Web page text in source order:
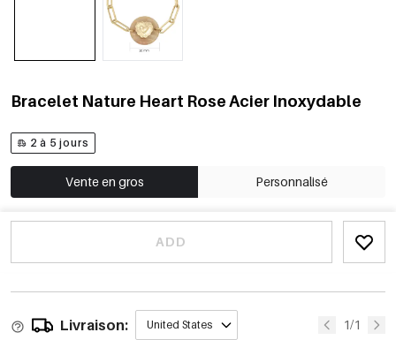
Bracelet Nature Heart Rose Acier Inoxydable
2 à 5 jours
Vente en gros Personnalisé
ADD
Livraison: United States 1/1